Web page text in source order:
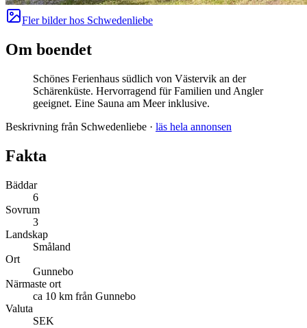
Fler bilder hos Schwedenliebe
Om boendet
Schönes Ferienhaus südlich von Västervik an der
Schärenküste. Hervorragend für Familien und Angler
geeignet. Eine Sauna am Meer inklusive.
Beskrivning från Schwedenliebe · läs hela annonsen
Fakta
Bäddar
6
Sovrum
3
Landskap
Småland
Ort
Gunnebo
Närmaste ort
ca 10 km från Gunnebo
Valuta
SEK